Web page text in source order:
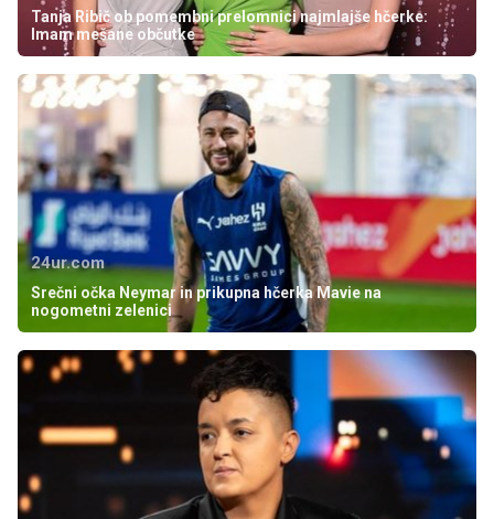
Tanja Ribič ob pomembni prelomnici najmlajše hčerke:
Imam mešane občutke
24ur.com
Srečni očka Neymar in prikupna hčerka Mavie na
nogometni zelenici